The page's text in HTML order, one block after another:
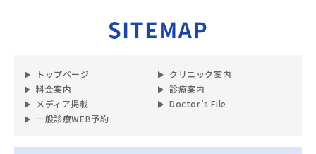
トップページ
クリニック案内
料金案内
診療案内
メディア掲載
Doctor’s File
一般診療WEB予約